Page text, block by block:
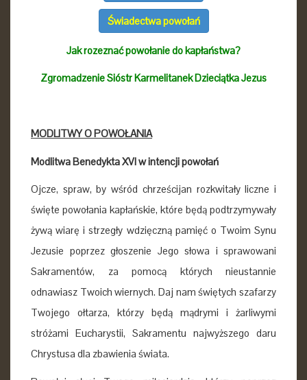
Świadectwa powołań
Jak rozeznać powołanie do kapłaństwa?
Zgromadzenie Sióstr Karmelitanek Dzieciątka Jezus
MODLITWY O POWOŁANIA
Modlitwa Benedykta XVI w intencji powołań
Ojcze, spraw, by wśród chrześcijan rozkwitały liczne i
święte powołania kapłańskie, które będą podtrzymywały
żywą wiarę i strzegły wdzięczną pamięć o Twoim Synu
Jezusie poprzez głoszenie Jego słowa i sprawowani
Sakramentów, za pomocą których nieustannie
odnawiasz Twoich wiernych. Daj nam świętych szafarzy
Twojego ołtarza, którzy będą mądrymi i żarliwymi
stróżami Eucharystii, Sakramentu najwyższego daru
Chrystusa dla zbawienia świata.